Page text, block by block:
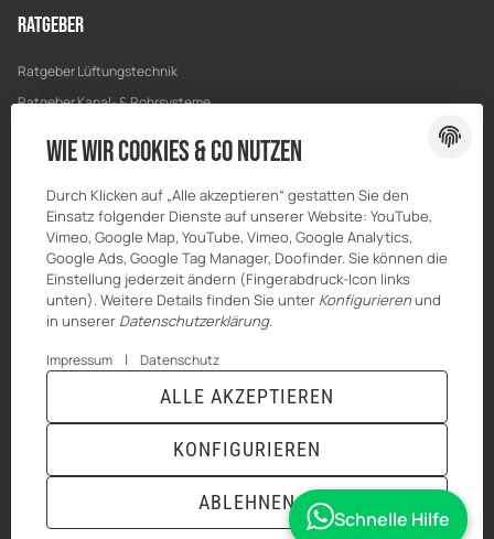
Ratgeber
Ratgeber Lüftungstechnik
Ratgeber Kanal- & Rohrsysteme
Ratgeber Bau & Trockenbau
* Alle Preise inkl. gesetzlicher USt., zzgl.
ANMELDEN MENÜ WARENKORB
Wie wir Cookies & Co nutzen
Durch Klicken auf „Alle akzeptieren“ gestatten Sie den
Einsatz folgender Dienste auf unserer Website: YouTube,
Vimeo, Google Map, YouTube, Vimeo, Google Analytics,
Google Ads, Google Tag Manager, Doofinder. Sie können die
Einstellung jederzeit ändern (Fingerabdruck-Icon links
unten). Weitere Details finden Sie unter Konfigurierenund
in unserer Datenschutzerklärung.
Impressum | Datenschutz
ABLEHNEN
KONFIGURIEREN
ALLE AKZEPTIEREN
Schnelle Hilfe